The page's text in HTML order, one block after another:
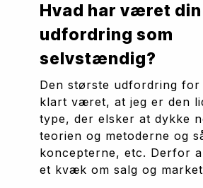
Hvad har været
udfordring som
selvstændig?
Den største udfordring for
klart været, at jeg er den
type, der elsker at dykke
teorien og metoderne og
koncepterne, etc. Derfor
et kvæk om salg og